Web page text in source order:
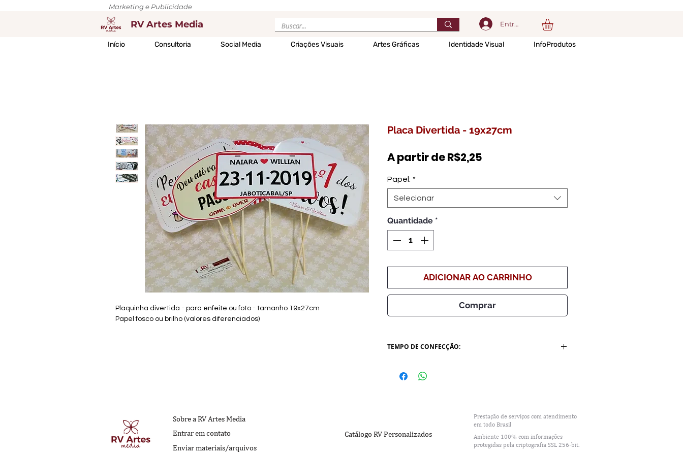
Marketing e Publicidade
RV Artes Media Entrar
Início Consultoria Social Media Criações Visuais Artes Gráficas Identidade Visual InfoProdutos
Plaquinha divertida - para enfeite ou foto - tamanho 19x27cm
Papel fosco ou brilho (valores diferenciados)
Placa Divertida - 19x27cm
A partir deR$2,25
Papel: *
Selecionar
Quantidade *
ADICIONAR AO CARRINHO
Comprar
TEMPO DE CONFECÇÃO:
-CRIAÇÃO DA ARTE - 3 dias úteis + 1 dia útil a cada
Sobre a RV Artes Media
Entrar em contato
Enviar materiais/arquivos
Catálogo RV Personalizados
Prestação de serviços com atendimento
em todo Brasil
Ambiente 100% com informações
protegidas pela criptografia SSL 256-bit.